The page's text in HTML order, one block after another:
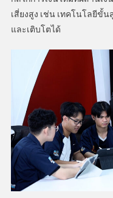
เสี่ยงสูง เช่น เทคโนโลยีขั้น
และเติบโตได้